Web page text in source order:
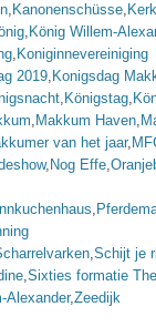
, Kanonenschüsse,
, König Willem-
, Koniginnevereiniging
2019, Konigsdag
, Königstag,
, Makkum Haven,
van het jaar,
, Nog Effe,
,
,Schijt je
,Sixties formatie
Alexander,Zeedijk